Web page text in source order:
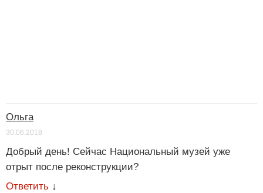
Ольга
30.06.2018
Добрый день! Сейчас Национальный музей уже
отрыт после реконструкции?
Ответить ↓